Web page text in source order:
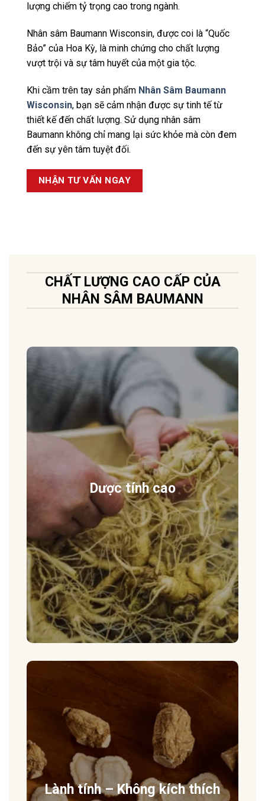
lượng chiếm tỷ trọng cao trong ngành.
Nhân sâm Baumann Wisconsin, được coi là “Quốc
Bảo” của Hoa Kỳ, là minh chứng cho chất lượng
vượt trội và sự tâm huyết của một gia tộc.
Khi cầm trên tay sản phẩm Nhân Sâm Baumann
Wisconsin, bạn sẽ cảm nhận được sự tinh tế từ
thiết kế đến chất lượng. Sử dụng nhân sâm
Baumann không chỉ mang lại sức khỏe mà còn đem
đến sự yên tâm tuyệt đối.
NHẬN TƯ VẤN NGAY
CHẤT LƯỢNG CAO CẤP CỦA
NHÂN SÂM BAUMANN
Dược tính cao
Lành tính – Không kích thích